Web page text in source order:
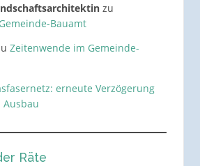
zu
Bauamt
Zeitenwende im Gemeinde-
erneute Verzögerung
Räte